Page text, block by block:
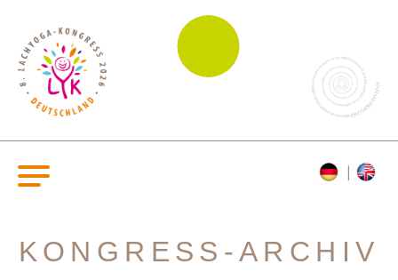
KONGRESS-ARCHIV